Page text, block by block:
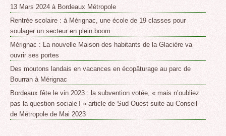
13 Mars 2024 à Bordeaux Métropole
Rentrée scolaire : à Mérignac, une école de 19 classes pour
soulager un secteur en plein boom
Mérignac : La nouvelle Maison des habitants de la Glacière va
ouvrir ses portes
Des moutons landais en vacances en écopâturage au parc de
Bourran à Mérignac
Bordeaux fête le vin 2023 : la subvention votée, « mais n’oubliez
pas la question sociale ! » article de Sud Ouest suite au Conseil
de Métropole de Mai 2023